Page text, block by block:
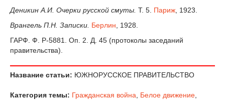
Деникин А.И. Очерки русской смуты. Т. 5. Париж , 1923.
Врангель П.Н. Записки. Берлин , 1928.
ГАРФ. Ф. Р-5881. Оп. 2. Д. 45 (протоколы заседаний
правительства).
Название статьи: ЮЖНОРУССКОЕ ПРАВИТЕЛЬСТВО
Категория темы: Гражданская война Белое движение